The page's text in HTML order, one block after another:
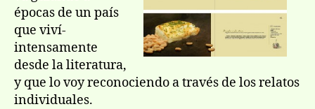
lectores
épocas de un paí­s
que viví­
intensamente
desde la literatura,
y que lo voy reconociendo a través de los relatos
individuales.